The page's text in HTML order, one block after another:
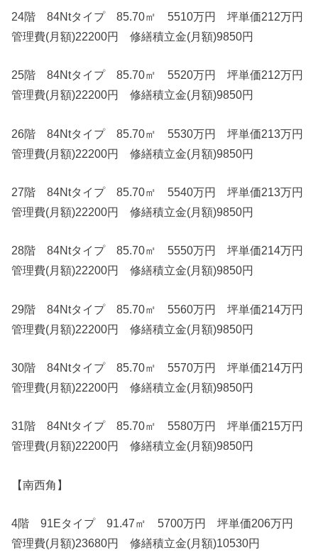
24階 84Ntタイプ 85.70㎡ 5510万円 坪単価212万円
管理費(月額)22200円 修繕積立金(月額)9850円
25階 84Ntタイプ 85.70㎡ 5520万円 坪単価212万円
管理費(月額)22200円 修繕積立金(月額)9850円
26階 84Ntタイプ 85.70㎡ 5530万円 坪単価213万円
管理費(月額)22200円 修繕積立金(月額)9850円
27階 84Ntタイプ 85.70㎡ 5540万円 坪単価213万円
管理費(月額)22200円 修繕積立金(月額)9850円
28階 84Ntタイプ 85.70㎡ 5550万円 坪単価214万円
管理費(月額)22200円 修繕積立金(月額)9850円
29階 84Ntタイプ 85.70㎡ 5560万円 坪単価214万円
管理費(月額)22200円 修繕積立金(月額)9850円
30階 84Ntタイプ 85.70㎡ 5570万円 坪単価214万円
管理費(月額)22200円 修繕積立金(月額)9850円
31階 84Ntタイプ 85.70㎡ 5580万円 坪単価215万円
管理費(月額)22200円 修繕積立金(月額)9850円
【南西角】
4階 91Eタイプ 91.47㎡ 5700万円 坪単価206万円
管理費(月額)23680円 修繕積立金(月額)10530円